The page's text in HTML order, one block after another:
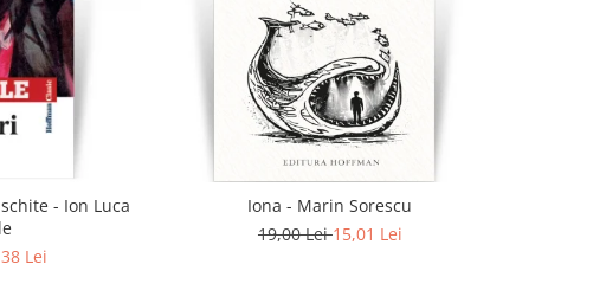
- Ion Luca
Lei
Iona - Marin Sorescu
19,00 Lei15,01 Lei